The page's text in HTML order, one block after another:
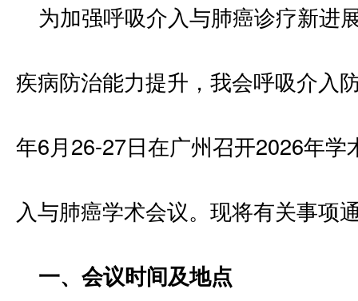
为加强呼吸介入与肺癌诊疗新进
疾病防治能力提升，我会呼吸介入
年6月26-27日在广州召开2026年学
入与肺癌学术会议。现将有关事项
一、会议时间及地点